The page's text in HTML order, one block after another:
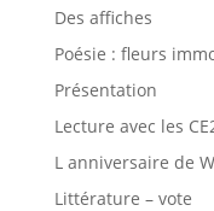
Des affiches
Poésie : fleurs
Présentation
Lecture avec les
L anniversaire de
Littérature – vote